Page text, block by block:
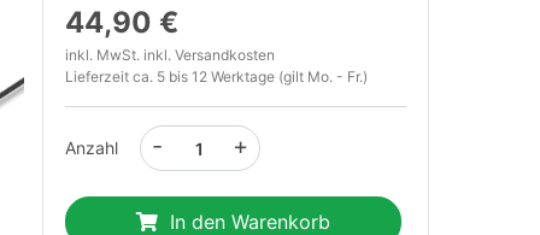
44,90 €
inkl. MwSt. inkl. Versandkosten
Lieferzeit ca. 5 bis 12 Werktage (gilt Mo. - Fr.)
Anzahl +
-
In den Warenkorb